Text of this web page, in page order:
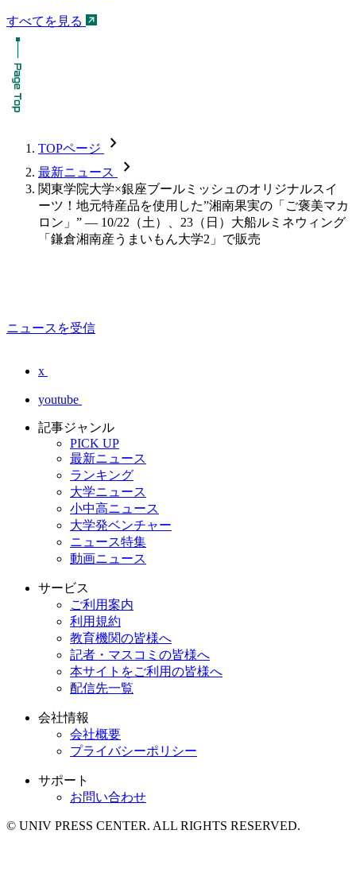
すべてを見る
TOPページ chevron_forward
最新ニュース chevron_forward
関東学院大学×銀座ブールミッシュのオリジナルスイ
ーツ！地元特産品を使用した”湘南果実の「ご褒美マカ
ロン」” — 10/22（土）、23（日）大船ルミネウィング
「鎌倉湘南産うまいもん大学2」で販売
ニュースを受信
x
youtube
記事ジャンル
PICK UP
最新ニュース
ランキング
大学ニュース
小中高ニュース
大学発ベンチャー
ニュース特集
動画ニュース
サービス
ご利用案内
利用規約
教育機関の皆様へ
記者・マスコミの皆様へ
本サイトをご利用の皆様へ
配信先一覧
会社情報
会社概要
プライバシーポリシー
サポート
お問い合わせ
© UNIV PRESS CENTER. ALL RIGHTS RESERVED.